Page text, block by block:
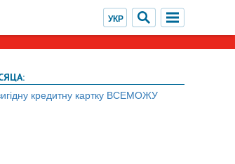
кредитну картку ВСЕМОЖУ